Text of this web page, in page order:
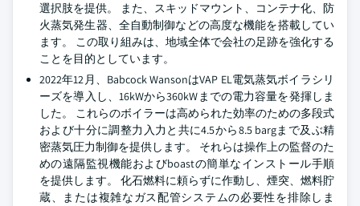
選択肢を提供。 また、スキッドマウント、コンテナ化、防
火蒸気発生器、全自動制御などの高度な機能を搭載してい
ます。 この取り組みは、地域全体で会社の足跡を強化する
ことを目的としています。
2022年12月、Babcock WansonはVAP EL電気蒸気ボイラシリ
ーズを導入し、16kWから360kWまでの電力容量を発揮しま
した。 これらのボイラーは高められた効率のための多段式
および十分に調整力入力と共に4.5から8.5 bargまで及ぶ精
密蒸気圧力制御を提供します。 それらは操作上の監督のた
めの遠隔監視機能およびboastの簡単なインストール手順
を提供します。 化石燃料に頼らずに作動し、煙突、燃料貯
蔵、または複雑なガス配管システムの必要性を排除しま